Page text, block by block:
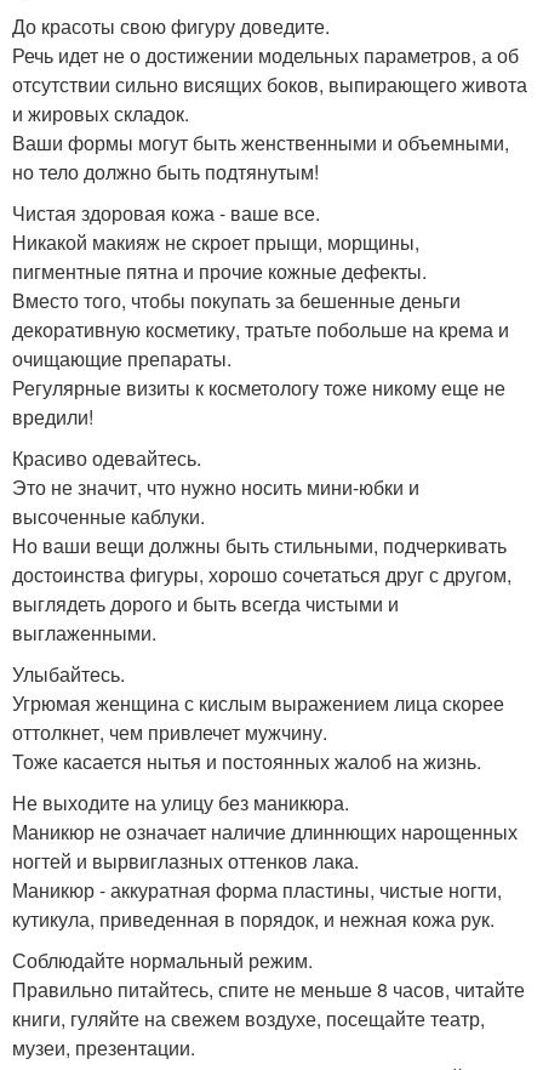
До красоты свою фигуру доведите.
Речь идет не о достижении модельных параметров, а об
отсутствии сильно висящих боков, выпирающего живота
и жировых складок.
Ваши формы могут быть женственными и объемными,
но тело должно быть подтянутым!
Чистая здоровая кожа - ваше все.
Никакой макияж не скроет прыщи, морщины,
пигментные пятна и прочие кожные дефекты.
Вместо того, чтобы покупать за бешенные деньги
декоративную косметику, тратьте побольше на крема и
очищающие препараты.
Регулярные визиты к косметологу тоже никому еще не
вредили!
Красиво одевайтесь.
Это не значит, что нужно носить мини-юбки и
высоченные каблуки.
Но ваши вещи должны быть стильными, подчеркивать
достоинства фигуры, хорошо сочетаться друг с другом,
выглядеть дорого и быть всегда чистыми и
выглаженными.
Улыбайтесь.
Угрюмая женщина с кислым выражением лица скорее
оттолкнет, чем привлечет мужчину.
Тоже касается нытья и постоянных жалоб на жизнь.
Не выходите на улицу без маникюра.
Маникюр не означает наличие длиннющих нарощенных
ногтей и вырвиглазных оттенков лака.
Маникюр - аккуратная форма пластины, чистые ногти,
кутикула, приведенная в порядок, и нежная кожа рук.
Соблюдайте нормальный режим.
Правильно питайтесь, спите не меньше 8 часов, читайте
книги, гуляйте на свежем воздухе, посещайте театр,
музеи, презентации.